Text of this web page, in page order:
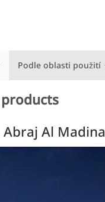
Podle oblasti použití
Al Madina